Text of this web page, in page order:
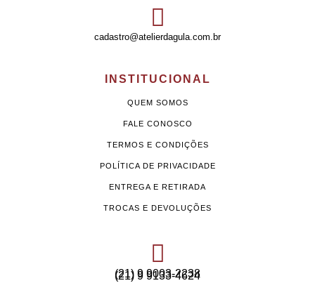
cadastro@atelierdagula.com.br
INSTITUCIONAL
QUEM SOMOS
FALE CONOSCO
TERMOS E CONDIÇÕES
POLÍTICA DE PRIVACIDADE
ENTREGA E RETIRADA
TROCAS E DEVOLUÇÕES
(21) 9 9003-2238
(21) 9 9133-4624